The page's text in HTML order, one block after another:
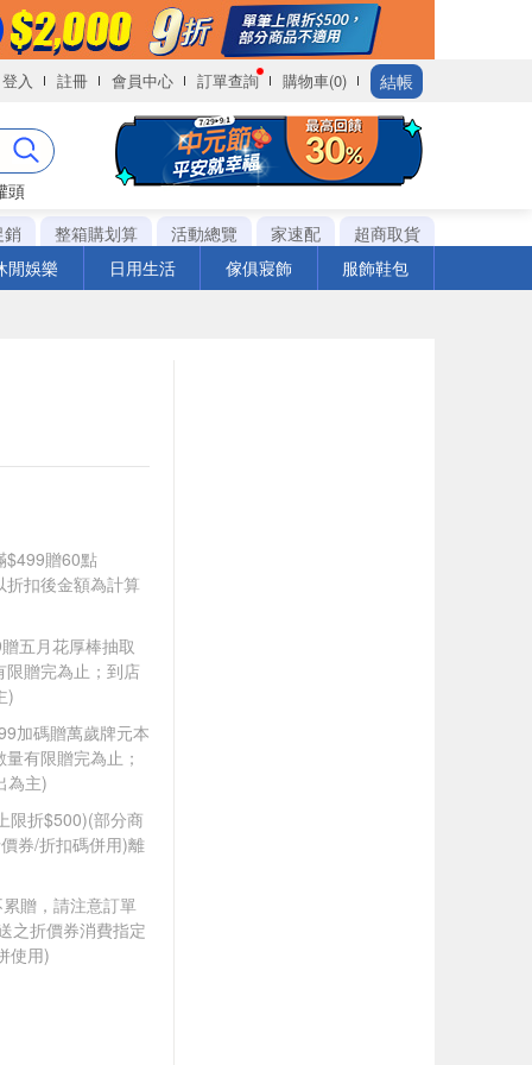
登入 註冊 會員中心 訂單查詢 購物車(0) 結帳
頭
銷
整箱購划算 活動總覽 家速配
超商取貨
閒娛樂
日用生活 傢俱寢飾 服飾鞋包
$499贈60點
扣後金額為計算
五月花厚棒抽取
贈完為止；到店
)​​
加碼贈萬歲牌元本
有限贈完為止；
為主)​​
限折$500)(部分商
券/折扣碼併用)離
贈，請注意訂單
之折價券消費指定
使用)